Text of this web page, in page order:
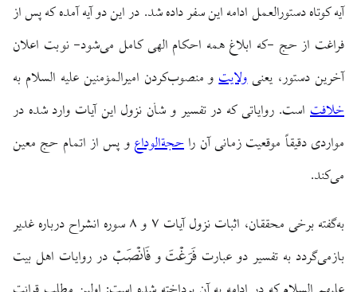
آیه کوتاه دستورالعمل ادامه این سفر داده شد. در این دو آیه آمده که پس از
فراغت از حج -که ابلاغ همه احکام الهی کامل می‌شود- نوبت اعلان
آخرین دستور، یعنیولایتو منصوب‌کردن امیرالمؤمنین علیه السلام به
خلافت است. روایاتی که در تفسیر و شأن نزول این آیات وارد شده در
مواردی دقیقاً موقعیت زمانی آن راحجةالوداعو پس از اتمام حج معین
می‌کند.
به‌گفته برخی محققان، اثبات نزول آیات ۷ و ۸ سوره انشراح درباره غدیر
بازمی‌گردد به تفسیر دو عبارت فَرَغْتَوفَانْصَبْ در روایات اهل بیت